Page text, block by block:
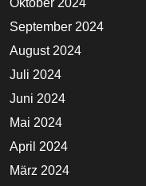
September 2024
August 2024
Juli 2024
Juni 2024
Mai 2024
April 2024
März 2024